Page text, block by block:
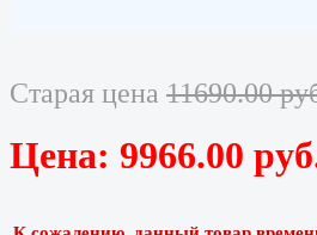
Старая цена 11690.00
Цена: 9966.00